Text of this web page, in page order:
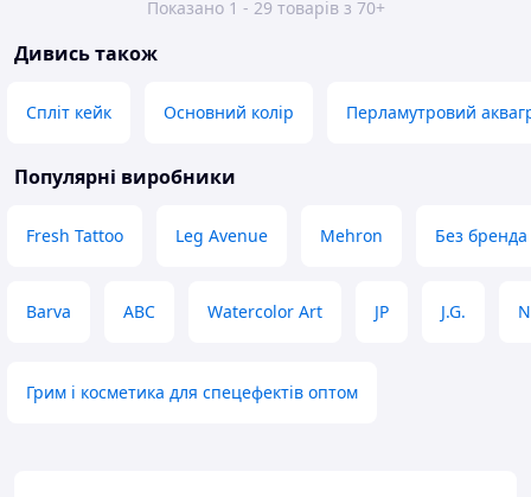
Показано 1 - 29 товарів з 70+
Дивись також
Спліт кейк Основний колір Перламутровий
Популярні виробники
Fresh Tattoo Leg Avenue Mehron Без бренда
Barva ABC Watercolor Art JP J.G.
Грим і косметика для спецефектів оптом